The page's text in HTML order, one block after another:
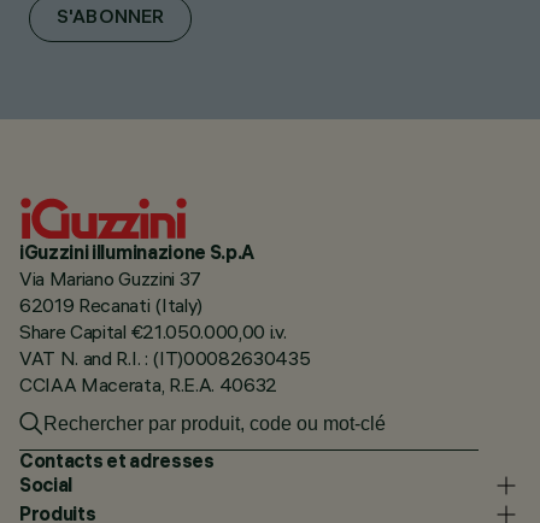
S'ABONNER
iGuzzini illuminazione S.p.A
Via Mariano Guzzini 37
62019 Recanati (Italy)
Share Capital €21.050.000,00 i.v.
VAT N. and R.I. : (IT)00082630435
CCIAA Macerata, R.E.A. 40632
Contacts et adresses
Social
Produits